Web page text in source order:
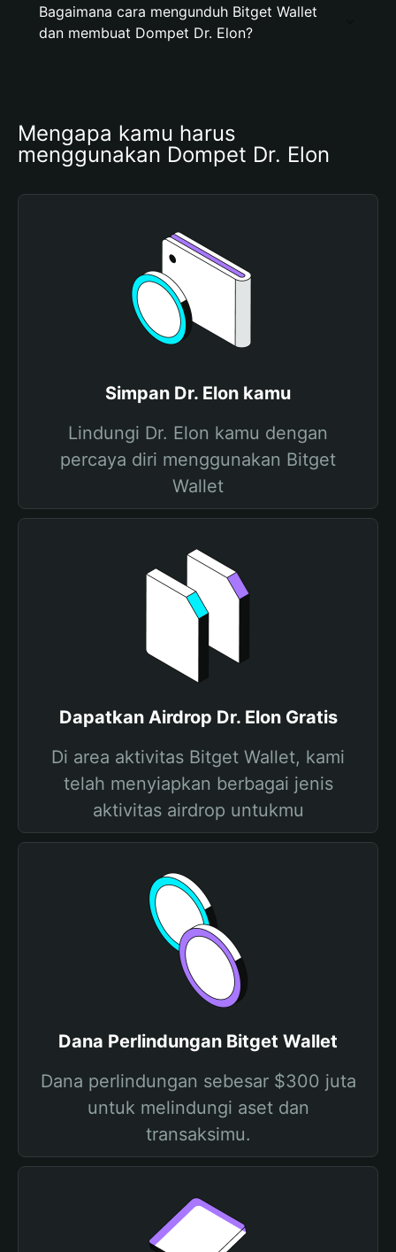
Bagaimana cara mengunduh Bitget Wallet
dan membuat Dompet Dr. Elon?
Mengapa kamu harus
menggunakan Dompet Dr. Elon
Simpan Dr. Elon kamu
Lindungi Dr. Elon kamu dengan
percaya diri menggunakan Bitget
Wallet
Dapatkan Airdrop Dr. Elon Gratis
Di area aktivitas Bitget Wallet, kami
telah menyiapkan berbagai jenis
aktivitas airdrop untukmu
Dana Perlindungan Bitget Wallet
Dana perlindungan sebesar $300 juta
untuk melindungi aset dan
transaksimu.